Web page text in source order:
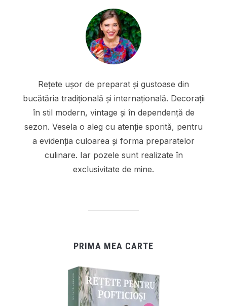
Rețete ușor de preparat și gustoase din
bucătăria tradițională și internațională. Decorații
în stil modern, vintage și în dependență de
sezon. Vesela o aleg cu atenție sporită, pentru
a evidenția culoarea și forma preparatelor
culinare. Iar pozele sunt realizate în
exclusivitate de mine.
PRIMA MEA CARTE